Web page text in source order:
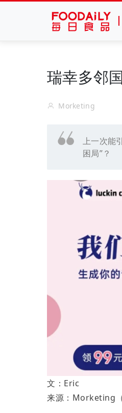
瑞幸多邻
Morketing
上一次能
困局”？
文：Eric
来源：Morketing